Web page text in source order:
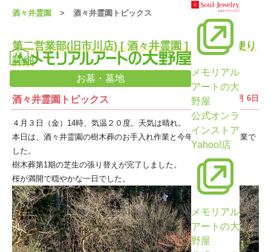
お墓・墓地
メモリアル
アートの大
野屋
公式オンラ
インストア
Yahoo!店
メモリアル
アートの大
野屋
酒々井霊園
酒々井霊園トピックス
第二営業部(旧市川店) [ 酒々井霊園 ] 霊園四季便り
詳細
酒々井霊園トピックス 2026年4月 6日
４月３日（金）14時、気温２０度。天気は晴れ。
本日は、酒々井霊園の樹木葬のお手入れ作業と今年最初の除草作業で
した。
樹木葬第1期の芝生の張り替えが完了しました。
桜が満開で穏やかな一日でした。